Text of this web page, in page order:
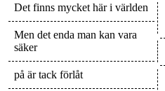
Det finns mycket här i världen
Men det enda man kan vara
säker
på är tack förlåt